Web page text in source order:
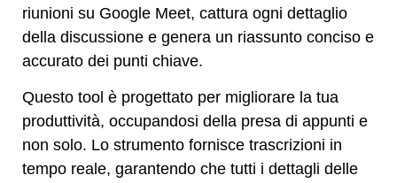
riunioni su Google Meet, cattura ogni dettaglio
della discussione e genera un riassunto conciso e
accurato dei punti chiave.
Questo tool è progettato per migliorare la tua
produttività, occupandosi della presa di appunti e
non solo. Lo strumento fornisce trascrizioni in
tempo reale, garantendo che tutti i dettagli delle